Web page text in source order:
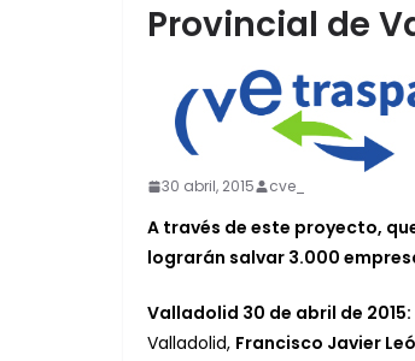
Provincial de
30 abril, 2015 cve_
A través de este proyecto,
lograrán salvar 3.000
Valladolid 30 de abril de 2015:
Valladolid, Francisco Javier